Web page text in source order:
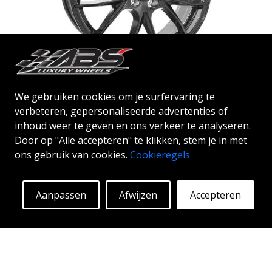
We gebruiken cookies om je surfervaring te
verbeteren, gepersonaliseerde advertenties of
inhoud weer te geven en ons verkeer te analyseren.
Door op "Alle accepteren" te klikken, stem je in met
ons gebruik van cookies. Cookieregels
Accepteren
Afwijzen
Aanpassen
ABS NETTO KIRA
GLOSS BLACK
16"| 17"|18"
Vanaf:
129€ Meer info